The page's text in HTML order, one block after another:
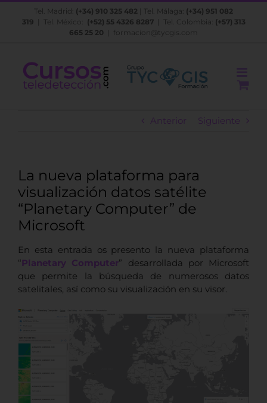
Saltar
Tel. Madrid: (+34) 910 325 482 | Tel. Málaga: (+34) 951 082
319 | Tel. México: (+52) 55 4326 8287| Tel. Colombia: (+57) 313
665 25 20
formacion@tycgis.com
Anterior Siguiente
La nueva plataforma para
visualización datos satélite
“Planetary Computer” de
Microsoft
En esta entrada os presento la nueva plataforma
“Planetary Computer” desarrollada por Microsoft
que permite la búsqueda de numerosos datos
satelitales, así como su visualización en su visor.